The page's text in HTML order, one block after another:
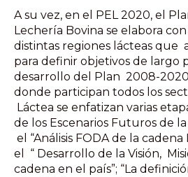
A su vez, en el PEL 2020, el
Lechería Bovina se elabora
distintas regiones lácteas que
para definir objetivos de largo
desarrollo del Plan 2008-
donde participan todos los
Láctea se enfatizan varias
de los Escenarios Futuros de
el “Análisis FODA de la
el “ Desarrollo de la Visión,
cadena en el país”; “La